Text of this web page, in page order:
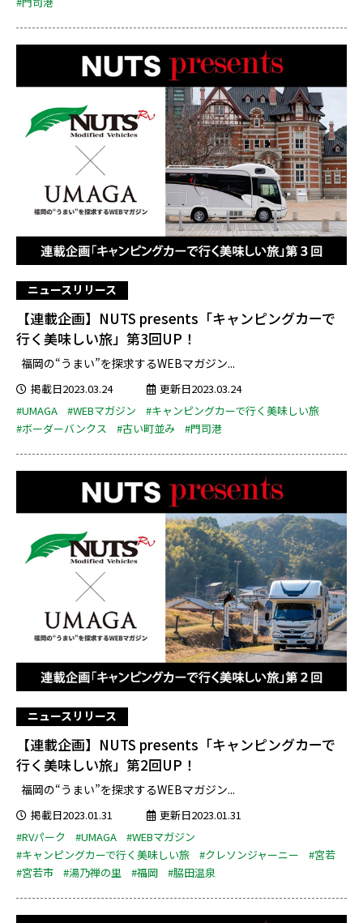
ニュースリリース
【連載企画】NUTS presents「キャンピングカーで
行く美味しい旅」第3回UP！
福岡の“うまい”を探求するWEBマガジン...
掲載日2023.03.24
更新日2023.03.24
#UMAGA
#WEBマガジン
#キャンピングカーで行く美味しい旅
#ボーダーバンクス
#古い町並み #門司港
ニュースリリース
【連載企画】NUTS presents「キャンピングカーで
行く美味しい旅」第2回UP！
福岡の“うまい”を探求するWEBマガジン...
掲載日2023.01.31
更新日2023.01.31
#RVパーク
#UMAGA
#WEBマガジン
#キャンピングカーで行く美味しい旅
#クレソンジャーニー
#宮若
#宮若市
#湯乃禅の里 #福岡 #脇田温泉